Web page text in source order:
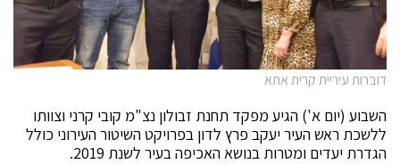
דוברות עיריית קרית אתא
השבוע (יום א') הגיע מפקד תחנת זבולון נצ"מ קובי קרני וצוותו
ללשכת ראש העיר יעקב פרץ לדון בפרויקט השיטור העירוני כולל
הגדרת יעדים ומטרות בנושא האכיפה בעיר לשנת 2019.